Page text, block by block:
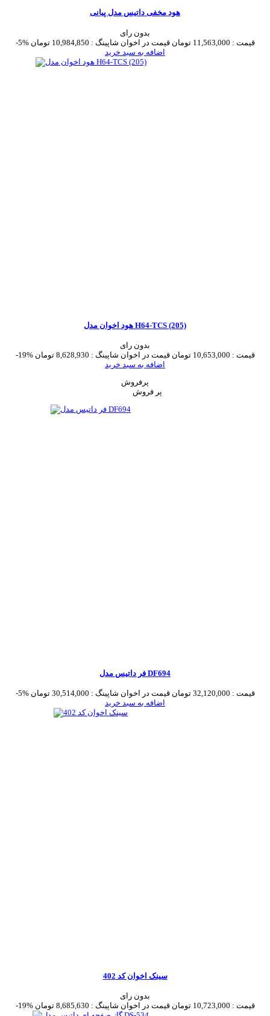
هود مخفی داتیس مدل پیانی
بدون رای
-5%
قیمت : 11,563,000 تومان قیمت در اخوان شاپینگ : 10,984,850 تومان
اضافه به سبد خرید
هود اخوان مدل H64-TCS (205)
بدون رای
-19%
قیمت : 10,653,000 تومان قیمت در اخوان شاپینگ : 8,628,930 تومان
اضافه به سبد خرید
پرفروش
فر داتیس مدل DF694
-5% قیمت : 32,120,000 تومان قیمت در اخوان شاپینگ : 30,514,000 تومان
اضافه به سبد خرید
سینک اخوان کد 402
بدون رای
-19%
قیمت : 10,723,000 تومان قیمت در اخوان شاپینگ : 8,685,630 تومان